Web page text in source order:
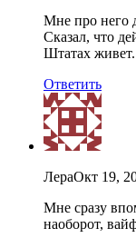
Мне про него
Сказал, что
Штатах живет.
Ответить
ЛераОкт 19,
Мне сразу
наоборот,